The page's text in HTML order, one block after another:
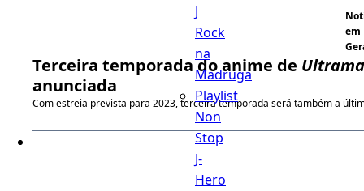
J
Rock
na
Madruga
Playlist
Non
Stop
J-
Hero
em
Terceira temporada do anime de
anunciada
Com estreia prevista para 2023, terceira temporada será também a